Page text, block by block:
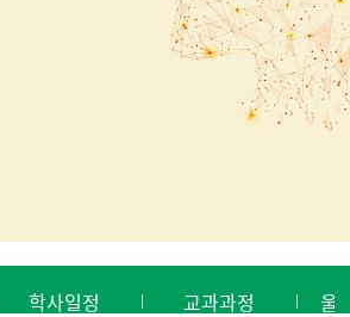
학사일정 교과과정 울